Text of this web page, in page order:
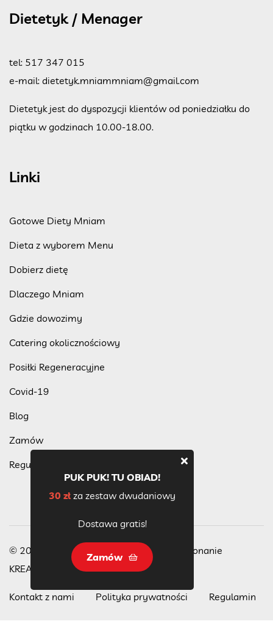
Dietetyk / Menager
tel: 517 347 015
e-mail: dietetyk.mniammniam@gmail.com
Dietetyk jest do dyspozycji klientów od poniedziałku do
piątku w godzinach 10.00-18.00.
Linki
Gotowe Diety Mniam
Dieta z wyborem Menu
Dobierz dietę
Dlaczego Mniam
Gdzie dowozimy
Catering okolicznościowy
Posiłki Regeneracyjne
Covid-19
Blog
Zamów
Regulamin programu lojalnościowego
© 2023 Wszelkie Prawa Zastrzeżone, wykonanie
KREACJA
Kontakt z nami Polityka prywatności Regulamin
PUK PUK! TU OBIAD!
30 zł za zestaw dwudaniowy
Dostawa gratis!
Zamów